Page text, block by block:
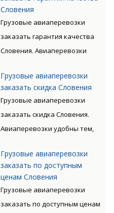
авиаперевозок.
доставляются быстро, без
окупается преимуществами
авиаперевозок.
Словения
Грузовые авиаперевозки
заказать гарантия качества
Словения. Авиаперевозки
экономить время клиента.
Грузы доставляются быстро,
без излишних остановок. Цену
такого вида перевозки
дороже, чем доставка морем
либо машиной. Но стоимость
окупается преимуществами
авиаперевозок.
Грузовые авиаперевозки
заказать скидка Словения
Грузовые авиаперевозки
заказать скидка Словения.
Авиаперевозки удобны тем,
время клиента. Грузы
доставляются быстро, без
Грузовые авиаперевозки
заказать по доступным
ценам Словения
Грузовые авиаперевозки
заказать по доступным ценам